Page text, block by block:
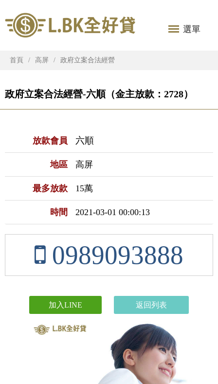
選單
首頁 高屏 政府立案合法經營
政府立案合法經營-六順（金主放款：2728）
放款會員 六順
地區 高屏
最多放款 15萬
時間 2021-03-01 00:00:13
0989093888
加入LINE 返回列表